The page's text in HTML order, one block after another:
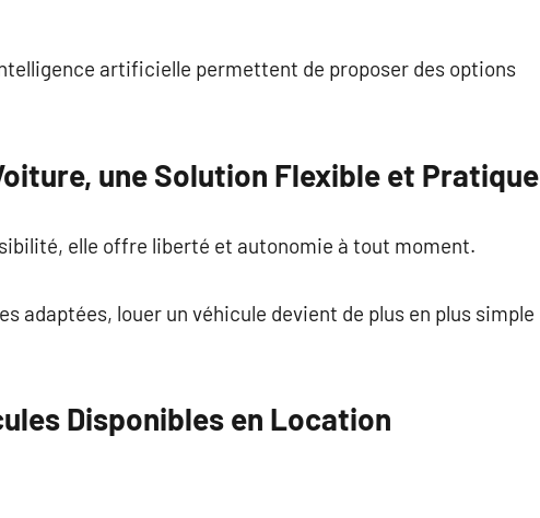
artificielle permettent de proposer des options
une Solution Flexible et Pratique
elle offre liberté et autonomie à tout moment.
adaptées, louer un véhicule devient de plus en plus simple
Disponibles en Location